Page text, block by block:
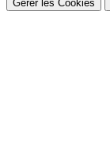
Gérer les Cookies